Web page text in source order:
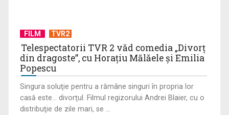
FILM TVR2
Telespectatorii TVR 2 văd comedia „Divorţ
din dragoste”, cu Horaţiu Mălăele şi Emilia
Popescu
Singura soluţie pentru a rămâne singuri în propria lor
casă este... divorţul. Filmul regizorului Andrei Blaier, cu o
distribuţie de zile mari, se ...